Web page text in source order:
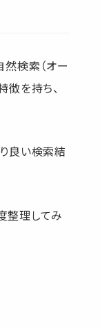
然検索（オー
徴を持ち、
良い検索結
整理してみ